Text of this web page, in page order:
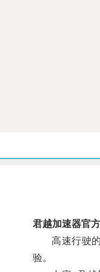
君越加速器官
高速行驶的
验。